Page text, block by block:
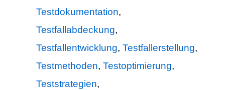
Testdokumentation,
Testfallabdeckung,
Testfallentwicklung, Testfallerstellung,
Testmethoden, Testoptimierung,
Teststrategien,